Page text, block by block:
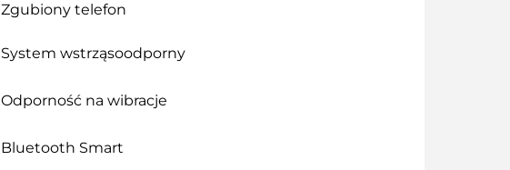
Zgubiony telefon
System wstrząsoodporny
Odporność na wibracje
Bluetooth Smart